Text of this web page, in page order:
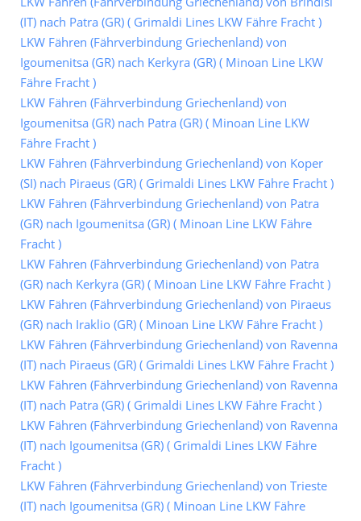
(IT) nach Patra (GR) ( Grimaldi Lines LKW Fähre Fracht )
LKW Fähren (Fährverbindung Griechenland) von
Igoumenitsa (GR) nach Kerkyra (GR) ( Minoan Line LKW
Fähre Fracht )
LKW Fähren (Fährverbindung Griechenland) von
Igoumenitsa (GR) nach Patra (GR) ( Minoan Line LKW
Fähre Fracht )
LKW Fähren (Fährverbindung Griechenland) von Koper
(SI) nach Piraeus (GR) ( Grimaldi Lines LKW Fähre Fracht )
LKW Fähren (Fährverbindung Griechenland) von Patra
(GR) nach Igoumenitsa (GR) ( Minoan Line LKW Fähre
Fracht )
LKW Fähren (Fährverbindung Griechenland) von Patra
(GR) nach Kerkyra (GR) ( Minoan Line LKW Fähre Fracht )
LKW Fähren (Fährverbindung Griechenland) von Piraeus
(GR) nach Iraklio (GR) ( Minoan Line LKW Fähre Fracht )
LKW Fähren (Fährverbindung Griechenland) von Ravenna
(IT) nach Piraeus (GR) ( Grimaldi Lines LKW Fähre Fracht )
LKW Fähren (Fährverbindung Griechenland) von Ravenna
(IT) nach Patra (GR) ( Grimaldi Lines LKW Fähre Fracht )
LKW Fähren (Fährverbindung Griechenland) von Ravenna
(IT) nach Igoumenitsa (GR) ( Grimaldi Lines LKW Fähre
Fracht )
LKW Fähren (Fährverbindung Griechenland) von Trieste
(IT) nach Igoumenitsa (GR) ( Minoan Line LKW Fähre